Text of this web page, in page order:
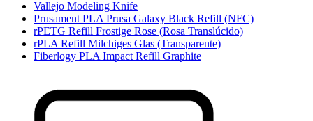
Vallejo Modeling Knife
Prusament PLA Prusa Galaxy Black Refill (NFC)
rPETG Refill Frostige Rose (Rosa Translúcido)
rPLA Refill Milchiges Glas (Transparente)
Fiberlogy PLA Impact Refill Graphite